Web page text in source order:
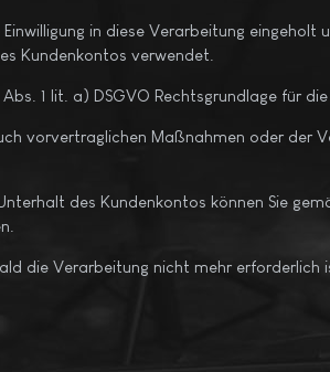
in diese Verarbeitung
Kundenkontos verwendet.
1 lit. a) DSGVO Rechtsgrundlage für
vorvertraglichen Maßnahmen oder
des Kundenkontos können Sie
die Verarbeitung nicht mehr